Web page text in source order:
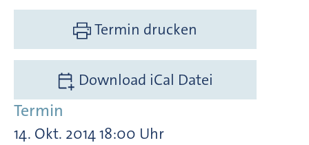
Termin drucken
Download iCal Datei
Termin
14. Okt. 2014 18:00 Uhr